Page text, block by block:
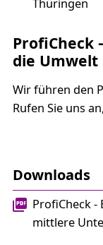
Thüringen
ProfiCheck
die Umwelt
Wir führen den
Rufen Sie uns
Downloads
ProfiCheck
mittlere